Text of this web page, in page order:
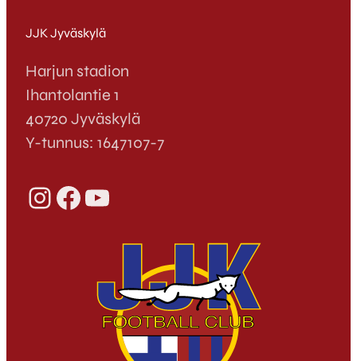
JJK Jyväskylä
Harjun stadion
Ihantolantie 1
40720 Jyväskylä
Y-tunnus: 1647107-7
InstagramFacebook YouTube